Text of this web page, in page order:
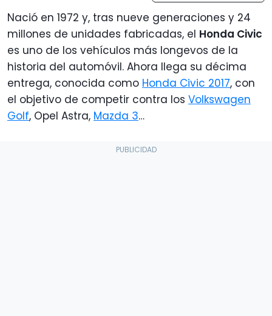
Nació en 1972 y, tras nueve generaciones y 24
millones de unidades fabricadas, el Honda Civic
es uno de los vehículos más longevos de la
historia del automóvil. Ahora llega su décima
entrega, conocida como Honda Civic 2017, con
el objetivo de competir contra los Volkswagen
Golf, Opel Astra, Mazda 3…